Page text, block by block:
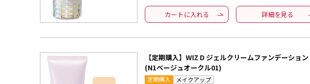
カートに入れる 詳細を見る
【定期購入】WIZ D ジェルクリームファンデーション
(N1ベージュオークル01)
定期購入 メイクアップ